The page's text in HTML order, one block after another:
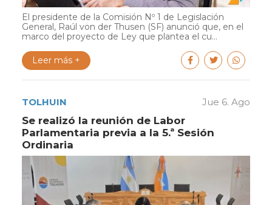
El presidente de la Comisión Nº 1 de Legislación
General, Raúl von der Thusen (SF) anunció que, en el
marco del proyecto de Ley que plantea el cu...
Leer más +
TOLHUIN Jue 6. Ago
Se realizó la reunión de Labor
Parlamentaria previa a la 5.ª Sesión
Ordinaria